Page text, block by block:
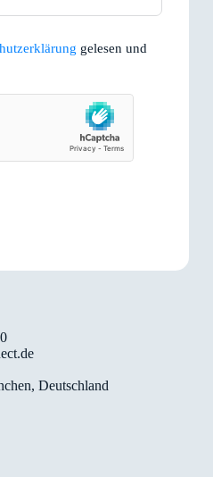
Deutschland
gelesen und